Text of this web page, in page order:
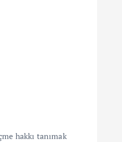
hakkı tanımak